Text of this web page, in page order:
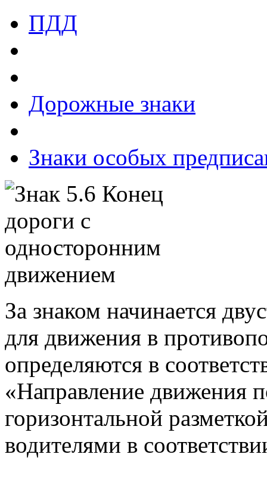
ПДД
Дорожные знаки
Знаки особых
За знаком начинается
для движения в
определяются в
«Направление движения
горизонтальной
водителями в